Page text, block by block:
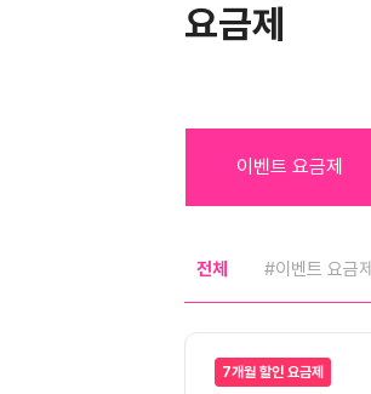
요금제
이벤트 요금제
전체 #이벤트 요금제
7개월 할인 요금제